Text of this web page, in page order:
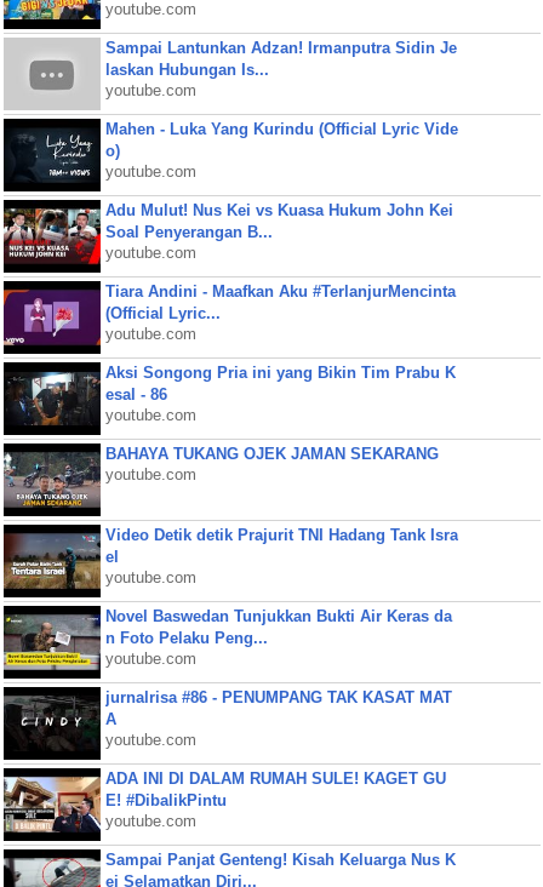
youtube.com
Sampai Lantunkan Adzan! Irmanputra Sidin Je
laskan Hubungan Is...
youtube.com
Mahen - Luka Yang Kurindu (Official Lyric Vide
o)
youtube.com
Adu Mulut! Nus Kei vs Kuasa Hukum John Kei
Soal Penyerangan B...
youtube.com
Tiara Andini - Maafkan Aku #TerlanjurMencinta
(Official Lyric...
youtube.com
Aksi Songong Pria ini yang Bikin Tim Prabu K
esal - 86
youtube.com
BAHAYA TUKANG OJEK JAMAN SEKARANG
youtube.com
Video Detik detik Prajurit TNI Hadang Tank Isra
el
youtube.com
Novel Baswedan Tunjukkan Bukti Air Keras da
n Foto Pelaku Peng...
youtube.com
jurnalrisa #86 - PENUMPANG TAK KASAT MAT
A
youtube.com
ADA INI DI DALAM RUMAH SULE! KAGET GU
E! #DibalikPintu
youtube.com
Sampai Panjat Genteng! Kisah Keluarga Nus K
ei Selamatkan Diri...